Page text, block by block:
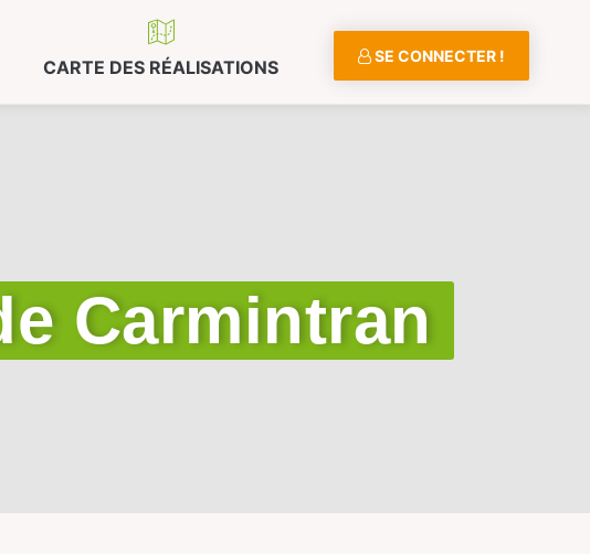
CARTE DES RÉALISATIONS
SE CONNECTER !
Carmintran